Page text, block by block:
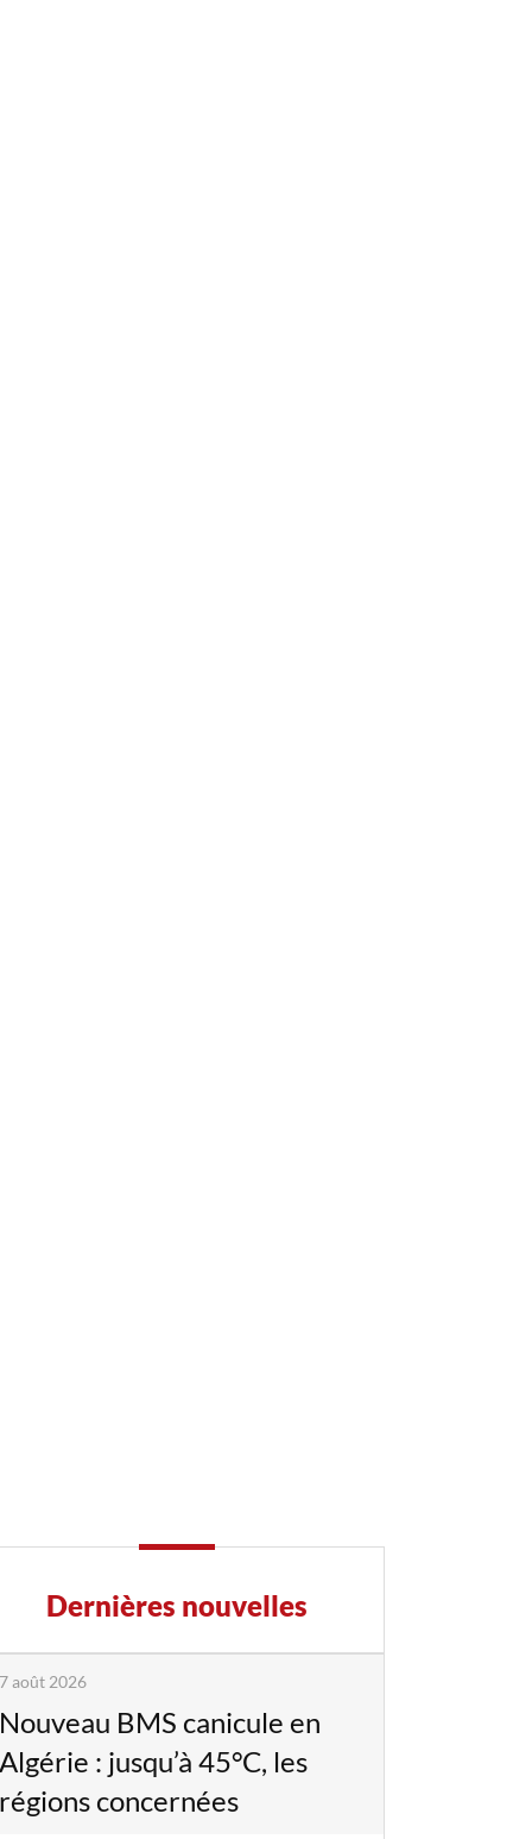
Dernières nouvelles
7 août 2026
Nouveau BMS canicule en
Algérie : jusqu’à 45°C, les
régions concernées